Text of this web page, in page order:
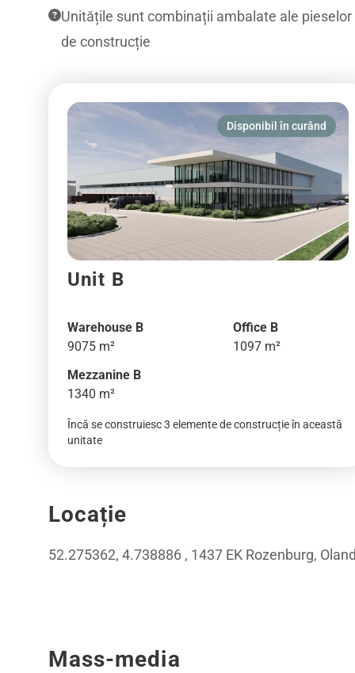
Unitățile sunt combinații ambalate ale pieselor
de construcție
Disponibil în curând
Unit B
Warehouse B
9075 m²
Office B
1097 m²
Mezzanine B
1340 m²
Încă se construiesc 3 elemente de construcție în această
unitate
Locație
52.275362, 4.738886 , 1437 EK Rozenburg,
Mass-media